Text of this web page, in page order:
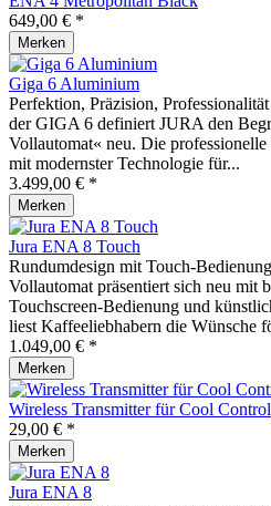
649,00 € *
Merken
Giga 6 Aluminium
Perfektion, Präzision,
der GIGA 6 definiert JURA den
Vollautomat« neu. Die
mit modernster Technologie für...
3.499,00 € *
Merken
Jura ENA 8 Touch
Rundumdesign mit Touch-
Vollautomat präsentiert sich neu mit
Touchscreen-Bedienung und
liest Kaffeeliebhabern die Wünsche
1.049,00 € *
Merken
Wireless Transmitter für Cool Control
29,00 € *
Merken
Jura ENA 8